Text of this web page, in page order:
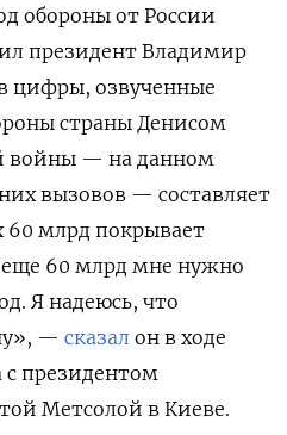
обороны от России
президент Владимир
цифры, озвученные
страны Денисом
войны — на данном
вызовов — составляет
60 млрд покрывает
60 млрд мне нужно
Я надеюсь, что
— сказал он в ходе
с президентом
Метсолой в Киеве.